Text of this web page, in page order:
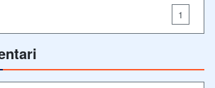
1